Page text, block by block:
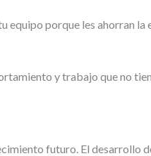
equipo porque les ahorran
y trabajo que no
futuro. El desarrollo